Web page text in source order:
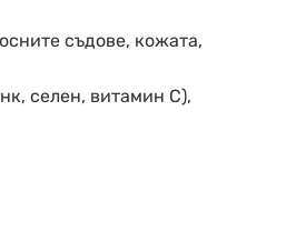
съдове, кожата,
селен, витамин С),